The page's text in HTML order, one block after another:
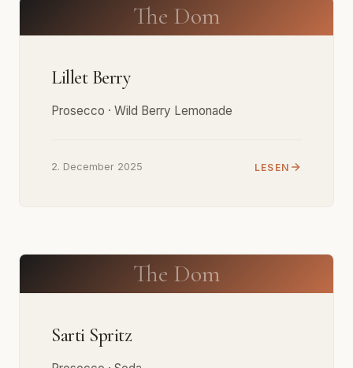
The Dom
Lillet Berry
Prosecco · Wild Berry Lemonade
2. December 2025 LESEN
The Dom
Sarti Spritz